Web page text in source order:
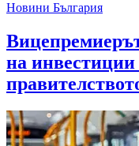
Новини България
на